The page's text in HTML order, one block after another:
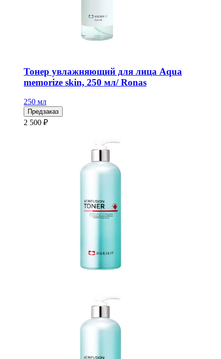
Тонер увлажняющий для лица Aqua
memorize skin, 250 мл/ Ronas
250 мл
Предзаказ
2 500 ₽